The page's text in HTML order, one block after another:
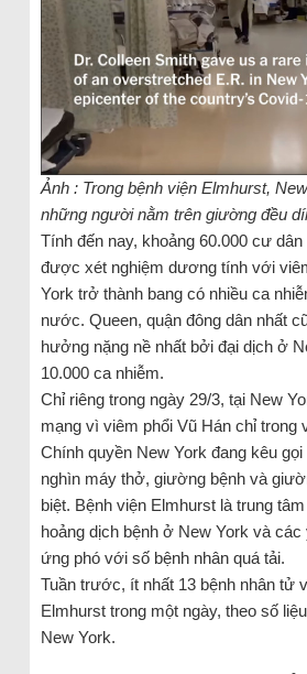
Ảnh : Trong bệnh viện Elmhurst,
những người nằm trên giường đều
Tính đến nay, khoảng 60.000 cư
được xét nghiệm dương tính với
York trở thành bang có nhiều ca
nước. Queen, quận đông dân nhất
hưởng nặng nề nhất bởi đại dịch ở
10.000 ca nhiễm.
Chỉ riêng trong ngày 29/3, tại New
mạng vì viêm phổi Vũ Hán chỉ trong
Chính quyền New York đang kêu
nghìn máy thở, giường bệnh và
biệt. Bệnh viện Elmhurst là trung
hoảng dịch bệnh ở New York và
ứng phó với số bệnh nhân quá tải.
Tuần trước, ít nhất 13 bệnh nhân tử
Elmhurst trong một ngày, theo số
New York.